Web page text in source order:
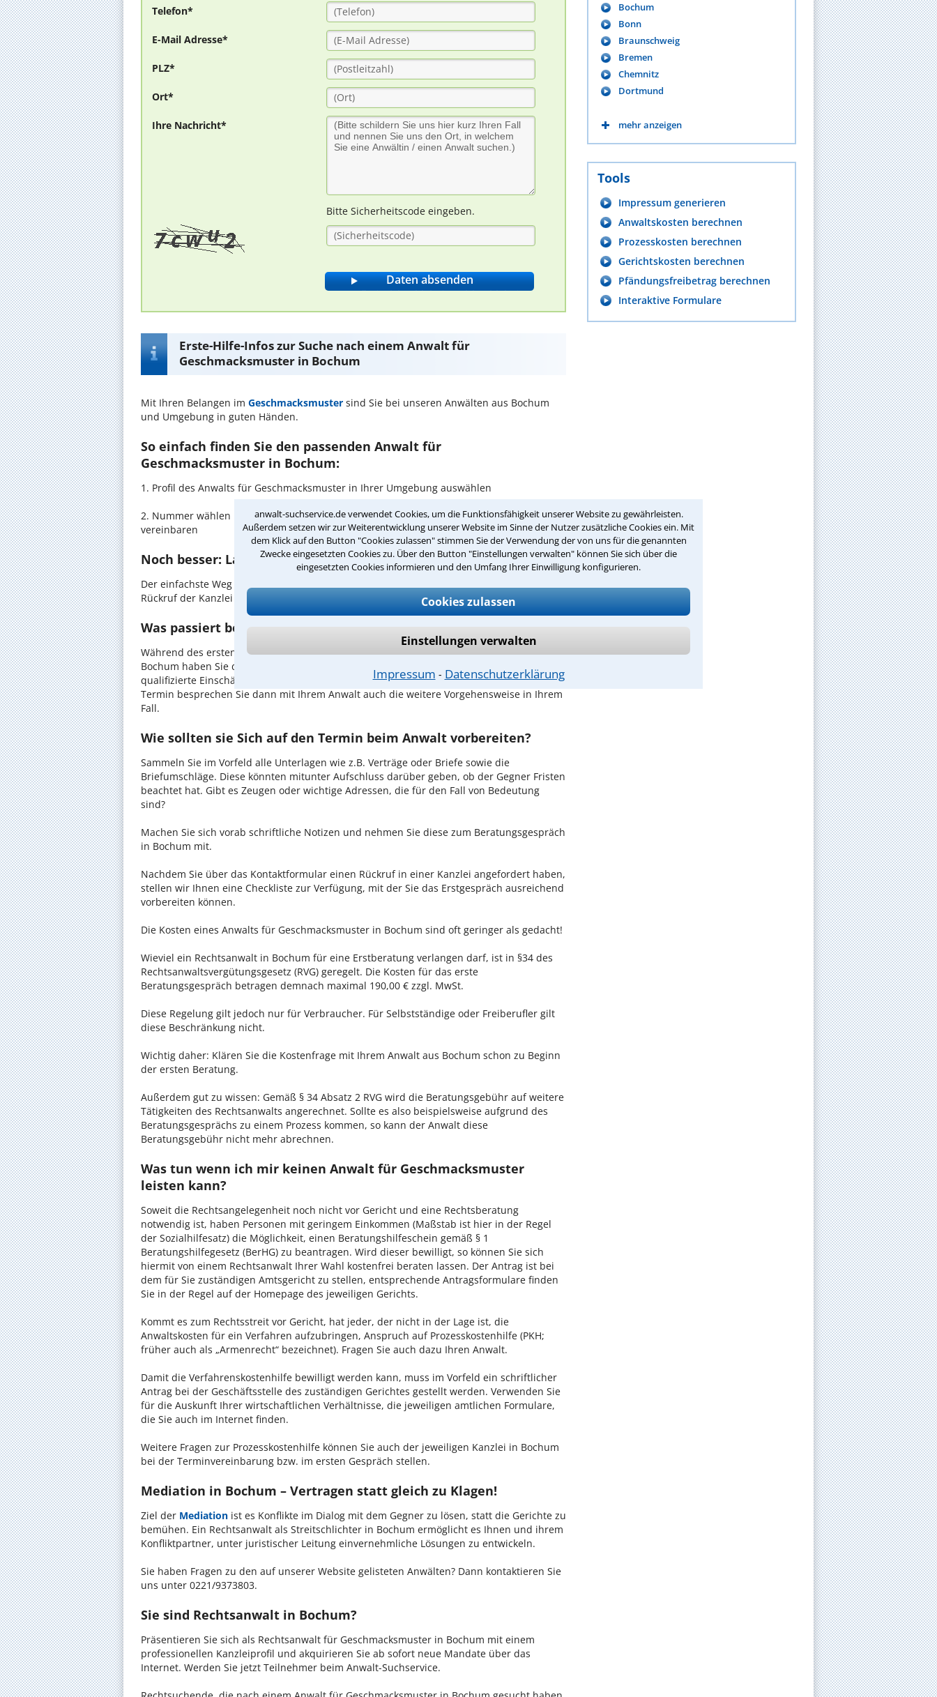
anwalt-suchservice.de verwendet Cookies, um die Funktionsfähigkeit unserer Website zu gewährleisten.
Außerdem setzen wir zur Weiterentwicklung unserer Website im Sinne der Nutzer zusätzliche Cookies ein. Mit
dem Klick auf den Button "Cookies zulassen" stimmen Sie der Verwendung der von uns für die genannten
Zwecke eingesetzten Cookies zu. Über den Button "Einstellungen verwalten" können Sie sich über die
eingesetzten Cookies informieren und den Umfang Ihrer Einwilligung konfigurieren.
Cookies zulassen
Einstellungen verwalten
Impressum ⁃ Datenschutzerklärung
Telefon*
E-Mail Adresse*
PLZ*
Ort*
Ihre Nachricht*
Bitte Sicherheitscode eingeben.
Erste-Hilfe-Infos zur Suche nach einem Anwalt für
Geschmacksmuster in Bochum
Mit Ihren Belangen im Geschmacksmuster sind Sie bei unseren Anwälten aus Bochum
und Umgebung in guten Händen.
So einfach finden Sie den passenden Anwalt für
Geschmacksmuster in Bochum:
1. Profil des Anwalts für Geschmacksmuster in Ihrer Umgebung auswählen
2. Nummer wählen und direkt mit der Kanzlei in Bochum einen Beratungstermin
vereinbaren
Noch besser: Lassen Sie sich zurückrufen
Der einfachste Weg zum Anwalt in Bochum ist es, über unser Kontaktformular einen
Rückruf der Kanzlei anzufordern - probieren Sie es gleich aus.
Was passiert beim anwaltlichen Erstgespräch in Bochum?
Während des ersten Gesprächs mit Ihrem Rechtsanwalt für Geschmacksmuster in
Bochum haben Sie die Möglichkeit, in Ruhe den Sachverhalt zu schildern, sodass Sie eine
qualifizierte Einschätzung zu Ihrem Fall und Ihren Erfolgsaussichten erhalten. In diesem
Termin besprechen Sie dann mit Ihrem Anwalt auch die weitere Vorgehensweise in Ihrem
Fall.
Wie sollten sie Sich auf den Termin beim Anwalt vorbereiten?
Sammeln Sie im Vorfeld alle Unterlagen wie z.B. Verträge oder Briefe sowie die
Briefumschläge. Diese könnten mitunter Aufschluss darüber geben, ob der Gegner Fristen
beachtet hat. Gibt es Zeugen oder wichtige Adressen, die für den Fall von Bedeutung
sind?
Machen Sie sich vorab schriftliche Notizen und nehmen Sie diese zum Beratungsgespräch
in Bochum mit.
Nachdem Sie über das Kontaktformular einen Rückruf in einer Kanzlei angefordert haben,
stellen wir Ihnen eine Checkliste zur Verfügung, mit der Sie das Erstgespräch ausreichend
vorbereiten können.
Die Kosten eines Anwalts für Geschmacksmuster in Bochum sind oft geringer als gedacht!
Wieviel ein Rechtsanwalt in Bochum für eine Erstberatung verlangen darf, ist in §34 des
Rechtsanwaltsvergütungsgesetz (RVG) geregelt. Die Kosten für das erste
Beratungsgespräch betragen demnach maximal 190,00 € zzgl. MwSt.
Diese Regelung gilt jedoch nur für Verbraucher. Für Selbstständige oder Freiberufler gilt
diese Beschränkung nicht.
Wichtig daher: Klären Sie die Kostenfrage mit Ihrem Anwalt aus Bochum schon zu Beginn
der ersten Beratung.
Außerdem gut zu wissen: Gemäß § 34 Absatz 2 RVG wird die Beratungsgebühr auf weitere
Tätigkeiten des Rechtsanwalts angerechnet. Sollte es also beispielsweise aufgrund des
Beratungsgesprächs zu einem Prozess kommen, so kann der Anwalt diese
Beratungsgebühr nicht mehr abrechnen.
Was tun wenn ich mir keinen Anwalt für Geschmacksmuster
leisten kann?
Soweit die Rechtsangelegenheit noch nicht vor Gericht und eine Rechtsberatung
notwendig ist, haben Personen mit geringem Einkommen (Maßstab ist hier in der Regel
der Sozialhilfesatz) die Möglichkeit, einen Beratungshilfeschein gemäß § 1
Beratungshilfegesetz (BerHG) zu beantragen. Wird dieser bewilligt, so können Sie sich
hiermit von einem Rechtsanwalt Ihrer Wahl kostenfrei beraten lassen. Der Antrag ist bei
dem für Sie zuständigen Amtsgericht zu stellen, entsprechende Antragsformulare finden
Sie in der Regel auf der Homepage des jeweiligen Gerichts.
Kommt es zum Rechtsstreit vor Gericht, hat jeder, der nicht in der Lage ist, die
Anwaltskosten für ein Verfahren aufzubringen, Anspruch auf Prozesskostenhilfe (PKH;
früher auch als „Armenrecht“ bezeichnet). Fragen Sie auch dazu Ihren Anwalt.
Damit die Verfahrenskostenhilfe bewilligt werden kann, muss im Vorfeld ein schriftlicher
Antrag bei der Geschäftsstelle des zuständigen Gerichtes gestellt werden. Verwenden Sie
für die Auskunft Ihrer wirtschaftlichen Verhältnisse, die jeweiligen amtlichen Formulare,
die Sie auch im Internet finden.
Weitere Fragen zur Prozesskostenhilfe können Sie auch der jeweiligen Kanzlei in Bochum
bei der Terminvereinbarung bzw. im ersten Gespräch stellen.
Mediation in Bochum – Vertragen statt gleich zu Klagen!
Ziel der Mediation ist es Konflikte im Dialog mit dem Gegner zu lösen, statt die Gerichte zu
bemühen. Ein Rechtsanwalt als Streitschlichter in Bochum ermöglicht es Ihnen und ihrem
Konfliktpartner, unter juristischer Leitung einvernehmliche Lösungen zu entwickeln.
Sie haben Fragen zu den auf unserer Website gelisteten Anwälten? Dann kontaktieren Sie
uns unter 0221/9373803.
Sie sind Rechtsanwalt in Bochum?
Präsentieren Sie sich als Rechtsanwalt für Geschmacksmuster in Bochum mit einem
professionellen Kanzleiprofil und akquirieren Sie ab sofort neue Mandate über das
Internet. Werden Sie jetzt Teilnehmer beim Anwalt-Suchservice.
Bochum
Bonn
Braunschweig
Bremen
Chemnitz
Dortmund
mehr anzeigen
Tools
Impressum generieren
Anwaltskosten berechnen
Prozesskosten berechnen
Gerichtskosten berechnen
Pfändungsfreibetrag berechnen
Interaktive Formulare